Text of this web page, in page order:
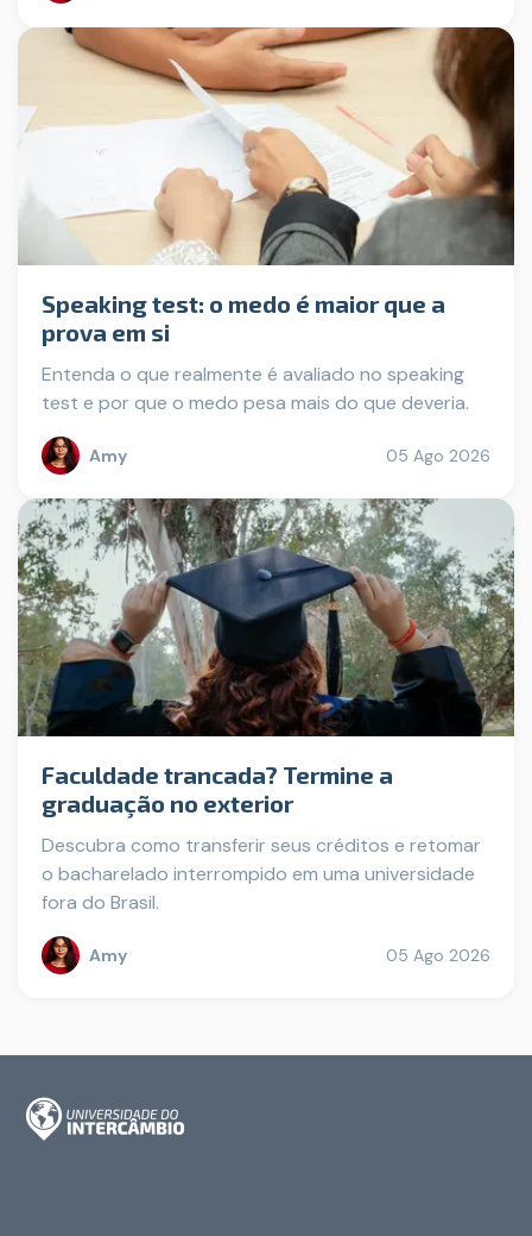
Speaking test: o medo é maior que a
prova em si
Entenda o que realmente é avaliado no speaking
test e por que o medo pesa mais do que deveria.
Amy 05 Ago 2026
Faculdade trancada? Termine a
graduação no exterior
Descubra como transferir seus créditos e retomar
o bacharelado interrompido em uma universidade
fora do Brasil.
Amy 05 Ago 2026